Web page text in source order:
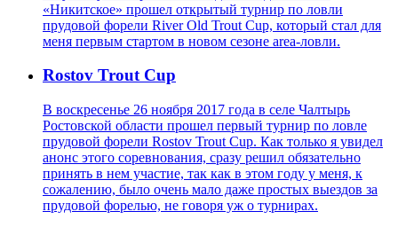
«Никитское» прошел открытый турнир по ловли
прудовой форели River Old Trout Cup, который стал для
меня первым стартом в новом сезоне area-ловли.
Rostov Trout Cup
В воскресенье 26 ноября 2017 года в селе Чалтырь
Ростовской области прошел первый турнир по ловле
прудовой форели Rostov Trout Cup. Как только я увидел
анонс этого соревнования, сразу решил обязательно
принять в нем участие, так как в этом году у меня, к
сожалению, было очень мало даже простых выездов за
прудовой форелью, не говоря уж о турнирах.